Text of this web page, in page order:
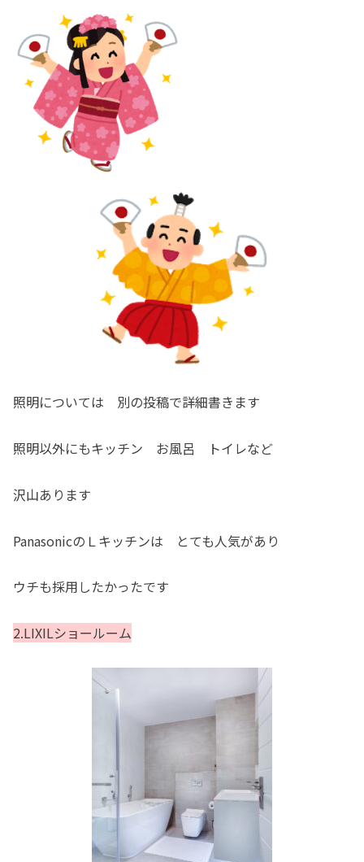
照明については 別の投稿で詳細書きます
照明以外にもキッチン お風呂 トイレなど
沢山あります
PanasonicのＬキッチンは とても人気があり
ウチも採用したかったです
2.LIXILショールーム